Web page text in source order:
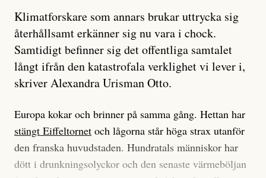
Klimatforskare som annars brukar uttrycka sig
återhållsamt erkänner sig nu vara i chock.
Samtidigt befinner sig det offentliga samtalet
långt ifrån den katastrofala verklighet vi lever i,
skriver Alexandra Urisman Otto.
Europa kokar och brinner på samma gång. Hettan har
stängt Eiffeltornet och lågorna står höga strax utanför
den franska huvudstaden. Hundratals människor har
dött i drunkningsolyckor och den senaste värmeböljan